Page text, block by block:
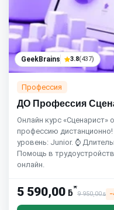
GeekBrains 3.8(437)
Профессия
ДО Профессия
Онлайн курс «Сценарист»
профессию дистанционно!
уровень: Junior. ⌚
Помощь в
онлайн.
5 590,00 ƃ*
9 950,00ƃ